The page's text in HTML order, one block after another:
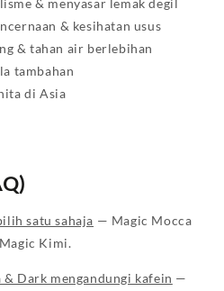
& kesihatan usus
& tahan air berlebihan
tambahan
di Asia
satu sahaja — Magic Mocca
Kimi.
& Dark mengandungi kafein —